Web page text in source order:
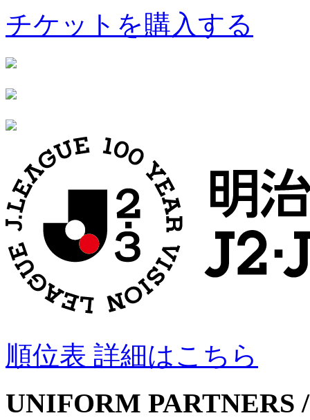
チケットを購入する
順位表 詳細はこちら
UNIFORM PARTNERS